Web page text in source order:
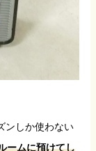
ンしか使わない
ームに預けてし